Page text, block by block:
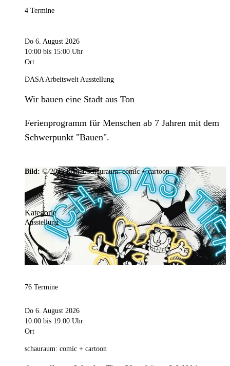
4 Termine
Do 6. August 2026
10:00 bis 15:00 Uhr
Ort
DASA Arbeitswelt Ausstellung
Wir bauen eine Stadt aus Ton
Ferienprogramm für Menschen ab 7 Jahren mit dem
Schwerpunkt "Bauen".
Bild: © 2025 Ramar/schauraum: comic + cartoon
Kategorie
Ausstellung
76 Termine
Do 6. August 2026
10:00 bis 19:00 Uhr
Ort
schauraum: comic + cartoon